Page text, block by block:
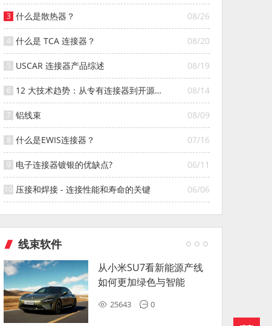
08/26
什么是散热器？
08/20
什么是 TCA 连接器？
08/19
USCAR 连接器产品综述
08/14
12 大技术趋势：从专有连接器到开源连
接器的演变
08/09
铝线束
07/16
什么是EWIS连接器？
06/11
电子连接器镀银的优缺点?
06/06
压接和焊接 - 连接性能和寿命的关键
线束软件
从小米SU7看新能源产线
如何更加绿色与智能
25643 0